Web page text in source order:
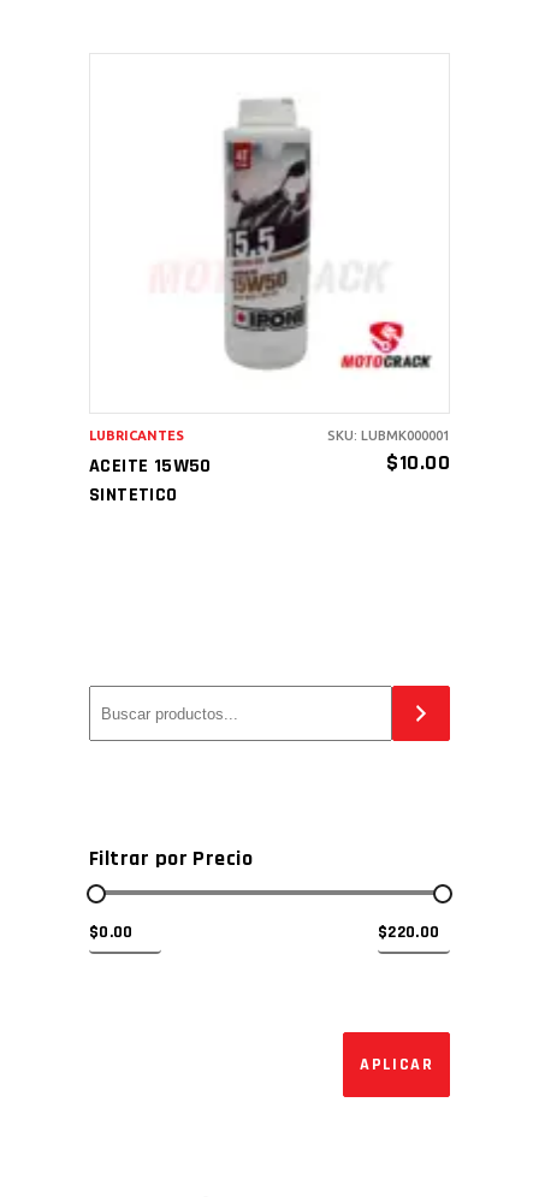
AÑADIR AL CARRITO
ACEITE 15W50
SINTETICO
$10.00
LUBRICANTES SKU: LUBMK000001
Filtrar por Precio
APLICARAPLICAR EL